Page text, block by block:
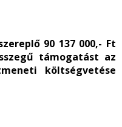
90 137 000,- Ft
támogatást az
költségvetése